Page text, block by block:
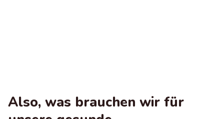
Also, was brauchen wir für